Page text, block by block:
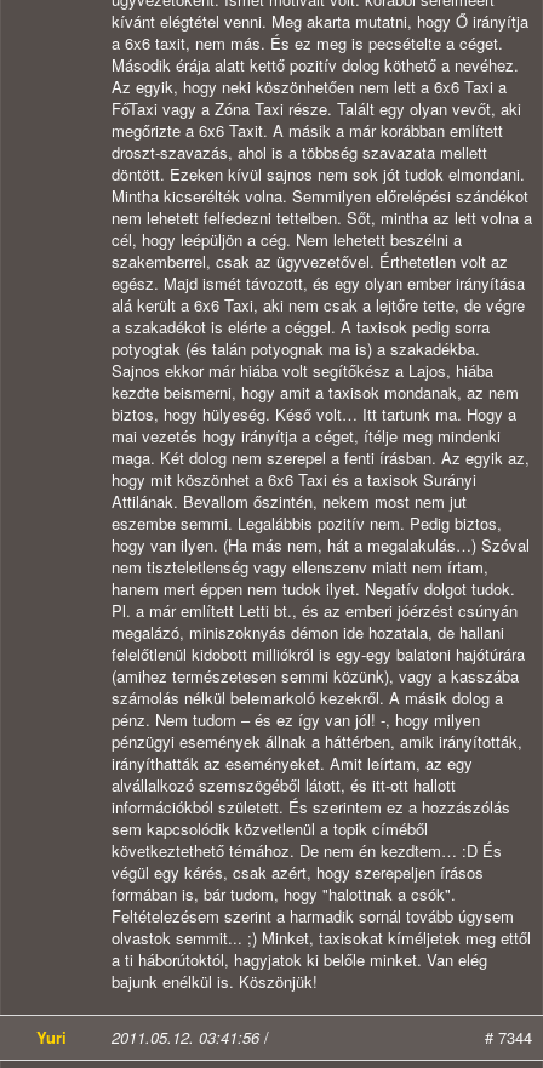
kívánt elégtétel venni. Meg akarta mutatni, hogy Ő irányítja
a 6x6 taxit, nem más. És ez meg is pecsételte a céget.
Második érája alatt kettő pozitív dolog köthető a nevéhez.
Az egyik, hogy neki köszönhetően nem lett a 6x6 Taxi a
FőTaxi vagy a Zóna Taxi része. Talált egy olyan vevőt, aki
megőrizte a 6x6 Taxit. A másik a már korábban említett
droszt-szavazás, ahol is a többség szavazata mellett
döntött. Ezeken kívül sajnos nem sok jót tudok elmondani.
Mintha kicserélték volna. Semmilyen előrelépési szándékot
nem lehetett felfedezni tetteiben. Sőt, mintha az lett volna a
cél, hogy leépüljön a cég. Nem lehetett beszélni a
szakemberrel, csak az ügyvezetővel. Érthetetlen volt az
egész. Majd ismét távozott, és egy olyan ember irányítása
alá került a 6x6 Taxi, aki nem csak a lejtőre tette, de végre
a szakadékot is elérte a céggel. A taxisok pedig sorra
potyogtak (és talán potyognak ma is) a szakadékba.
Sajnos ekkor már hiába volt segítőkész a Lajos, hiába
kezdte beismerni, hogy amit a taxisok mondanak, az nem
biztos, hogy hülyeség. Késő volt… Itt tartunk ma. Hogy a
mai vezetés hogy irányítja a céget, ítélje meg mindenki
maga. Két dolog nem szerepel a fenti írásban. Az egyik az,
hogy mit köszönhet a 6x6 Taxi és a taxisok Surányi
Attilának. Bevallom őszintén, nekem most nem jut
eszembe semmi. Legalábbis pozitív nem. Pedig biztos,
hogy van ilyen. (Ha más nem, hát a megalakulás…) Szóval
nem tiszteletlenség vagy ellenszenv miatt nem írtam,
hanem mert éppen nem tudok ilyet. Negatív dolgot tudok.
Pl. a már említett Letti bt., és az emberi jóérzést csúnyán
megalázó, miniszoknyás démon ide hozatala, de hallani
felelőtlenül kidobott milliókról is egy-egy balatoni hajótúrára
(amihez természetesen semmi közünk), vagy a kasszába
számolás nélkül belemarkoló kezekről. A másik dolog a
pénz. Nem tudom – és ez így van jól! -, hogy milyen
pénzügyi események állnak a háttérben, amik irányították,
irányíthatták az eseményeket. Amit leírtam, az egy
alvállalkozó szemszögéből látott, és itt-ott hallott
információkból született. És szerintem ez a hozzászólás
sem kapcsolódik közvetlenül a topik címéből
következtethető témához. De nem én kezdtem… :D És
végül egy kérés, csak azért, hogy szerepeljen írásos
formában is, bár tudom, hogy "halottnak a csók".
Feltételezésem szerint a harmadik sornál tovább úgysem
olvastok semmit... ;) Minket, taxisokat kíméljetek meg ettől
a ti háborútoktól, hagyjatok ki belőle minket. Van elég
bajunk enélkül is. Köszönjük!
Yuri 2011.05.12. 03:41:56/
# 7344